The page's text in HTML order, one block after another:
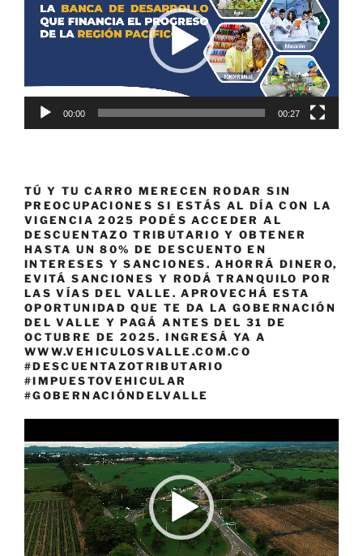
00:00 00:27
TÚ Y TU CARRO MERECEN RODAR SIN
PREOCUPACIONES SI ESTÁS AL DÍA CON LA
VIGENCIA 2025 PODÉS ACCEDER AL
DESCUENTAZO TRIBUTARIO Y OBTENER
HASTA UN 80% DE DESCUENTO EN
INTERESES Y SANCIONES. AHORRÁ DINERO,
EVITÁ SANCIONES Y RODÁ TRANQUILO POR
LAS VÍAS DEL VALLE. APROVECHÁ ESTA
OPORTUNIDAD QUE TE DA LA GOBERNACIÓN
DEL VALLE Y PAGÁ ANTES DEL 31 DE
OCTUBRE DE 2025. INGRESÁ YA A
WWW.VEHICULOSVALLE.COM.CO
#DESCUENTAZOTRIBUTARIO
#IMPUESTOVEHICULAR
#GOBERNACIÓNDELVALLE
de
vídeo